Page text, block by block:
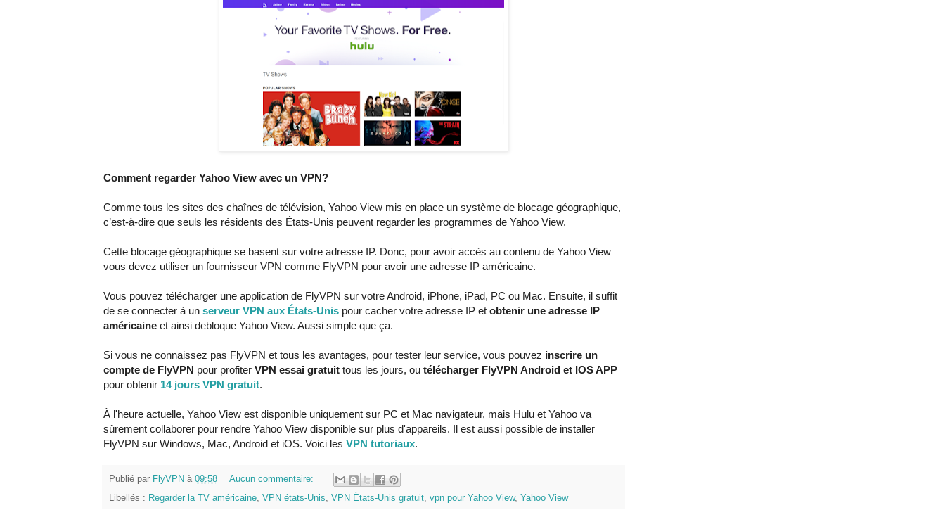
Comment regarder Yahoo View avec un VPN?
Comme tous les sites des chaînes de télévision, Yahoo View mis en place un système de blocage géographique,
c’est-à-dire que seuls les résidents des États-Unis peuvent regarder les programmes de Yahoo View.
Cette blocage géographique se basent sur votre adresse IP. Donc, pour avoir accès au contenu de Yahoo View
vous devez utiliser un fournisseur VPN comme FlyVPN pour avoir une adresse IP américaine.
Vous pouvez télécharger une application de FlyVPN sur votre Android, iPhone, iPad, PC ou Mac. Ensuite, il suffit
de se connecter à un serveur VPN aux États-Unis pour cacher votre adresse IP et obtenir une adresse IP
américaine et ainsi debloque Yahoo View. Aussi simple que ça.
Si vous ne connaissez pas FlyVPN et tous les avantages, pour tester leur service, vous pouvez inscrire un
compte de FlyVPN pour profiter VPN essai gratuit tous les jours, ou télécharger FlyVPN Android et IOS APP
pour obtenir 14 jours VPN gratuit.
À l'heure actuelle, Yahoo View est disponible uniquement sur PC et Mac navigateur, mais Hulu et Yahoo va
sûrement collaborer pour rendre Yahoo View disponible sur plus d'appareils. Il est aussi possible de installer
FlyVPN sur Windows, Mac, Android et iOS. Voici les VPN tutoriaux.
Publié par FlyVPN à 09:58
Aucun commentaire:
Libellés : Regarder la TV américaine, VPN états-Unis, VPN États-Unis gratuit, vpn pour Yahoo View, Yahoo View